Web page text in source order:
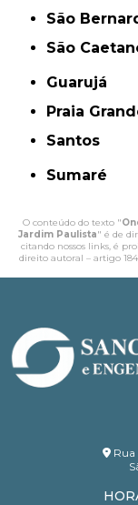
São
São
Guarujá
Praia
Santos
Sumaré
O conteúdo do texto "
Jardim Paulista" é de
citando nossos links, é
direito autoral – artigo